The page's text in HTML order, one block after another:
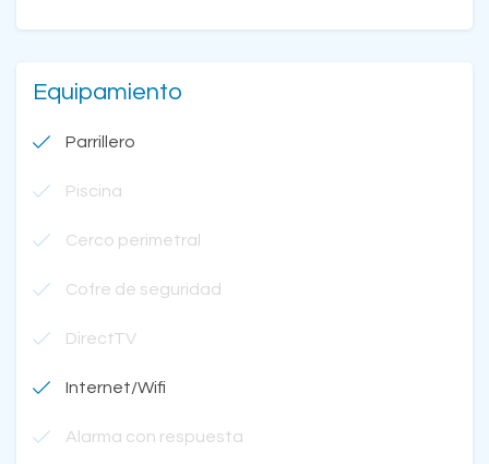
Equipamiento
Parrillero
Piscina
Cerco perimetral
Cofre de seguridad
DirectTV
Internet/Wifi
Alarma con respuesta